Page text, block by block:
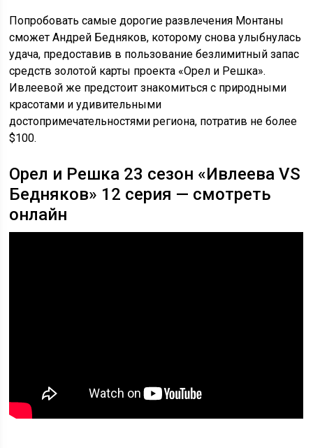
Попробовать самые дорогие развлечения Монтаны
сможет Андрей Бедняков, которому снова улыбнулась
удача, предоставив в пользование безлимитный запас
средств золотой карты проекта «Орел и Решка».
Ивлеевой же предстоит знакомиться с природными
красотами и удивительными
достопримечательностями региона, потратив не более
$100.
Орел и Решка 23 сезон «Ивлеева VS
Бедняков» 12 серия — смотреть
онлайн